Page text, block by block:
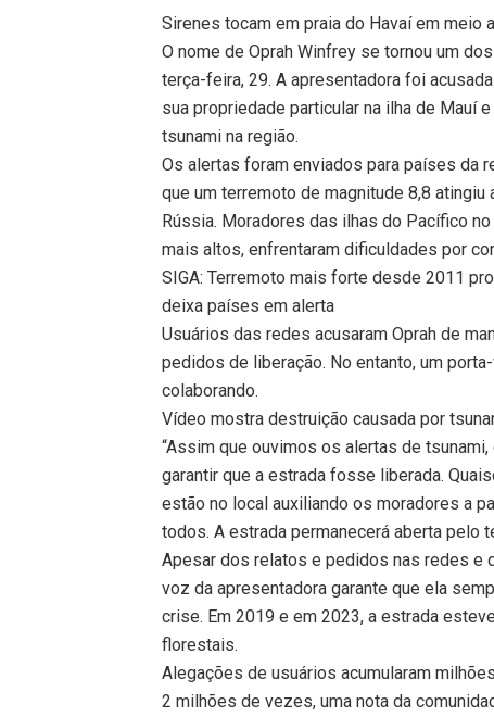
Sirenes tocam em praia do Havaí em meio
O nome de Oprah Winfrey se tornou um
terça-feira, 29. A apresentadora foi
sua propriedade particular na ilha de Mauí
tsunami na região.
Os alertas foram enviados para países da
que um terremoto de magnitude 8,8
Rússia. Moradores das ilhas do Pacífico
mais altos, enfrentaram dificuldades por
SIGA: Terremoto mais forte desde 2011
deixa países em alerta
Usuários das redes acusaram Oprah de
pedidos de liberação. No entanto, um
colaborando.
Vídeo mostra destruição causada por
“Assim que ouvimos os alertas de
garantir que a estrada fosse liberada.
estão no local auxiliando os moradores a
todos. A estrada permanecerá aberta pelo
Apesar dos relatos e pedidos nas redes e
voz da apresentadora garante que ela
crise. Em 2019 e em 2023, a estrada
florestais.
Alegações de usuários acumularam
2 milhões de vezes, uma nota da